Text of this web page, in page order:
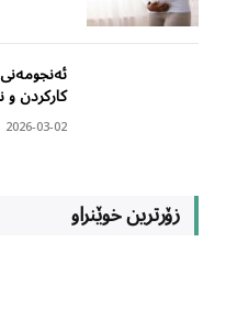
کارکردن و
2026-03-02
زۆرترین خوێنراو